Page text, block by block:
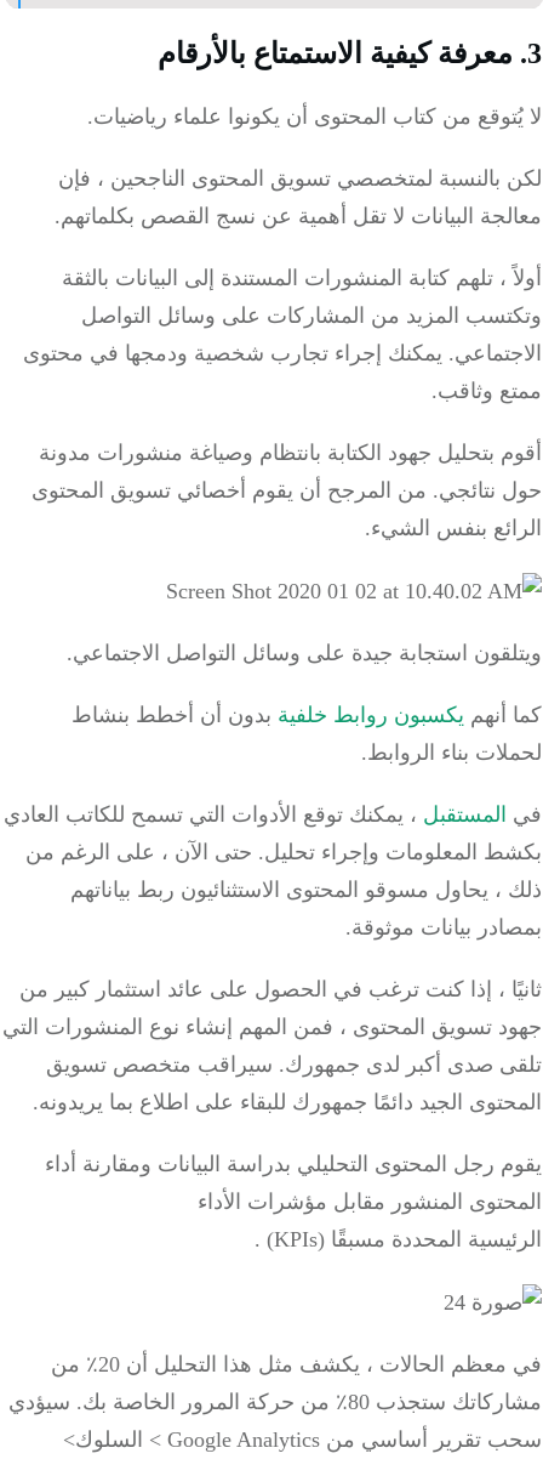
من كتاب المحتوى أن يكونوا علماء رياضيات.
بالنسبة لمتخصصي تسويق المحتوى الناجحين ، فإن
البيانات لا تقل أهمية عن نسج القصص بكلماتهم.
،تلهم كتابة المنشورات المستندة إلى البياناتبالثقة
المزيد من المشاركات على وسائل التواصل
يمكنك إجراء تجارب شخصية ودمجها في محتوى
وثاقب.
بتحليل جهود الكتابة بانتظام وصياغة منشورات مدونة
نتائجي.من المرجح أن يقوم أخصائي تسويق المحتوى
بنفس الشيء.
استجابة جيدة على وسائل التواصل الاجتماعي.
يكسبون روابط خلفيةبدون أن أخطط بنشاط
بناء الروابط.
المستقبل، يمكنك توقع الأدوات التي تسمح للكاتب العادي
المعلومات وإجراء تحليل.حتى الآن ، على الرغم من
، يحاول مسوقو المحتوى الاستثنائيون ربط بياناتهم
بيانات موثوقة.
، إذا كنت ترغب في الحصول علىعائد استثمار كبيرمن
تسويق المحتوى ، فمن المهم إنشاء نوع المنشورات التي
صدى أكبر لدى جمهورك. سيراقب متخصص تسويق
الجيد دائمًا جمهورك للبقاء على اطلاع بما يريدونه.
رجل المحتوى التحليلي بدراسة البيانات ومقارنة أداء
المنشور مقابلمؤشرات الأداء
المحددةمسبقًا (KPIs) .
في معظم الحالات ، يكشف مثل هذا التحليل أن 20٪ من
ستجذب 80٪ من حركة المرور الخاصة بك.
سيؤدي
تقرير أساسي من Google Analytics
> السلوك>